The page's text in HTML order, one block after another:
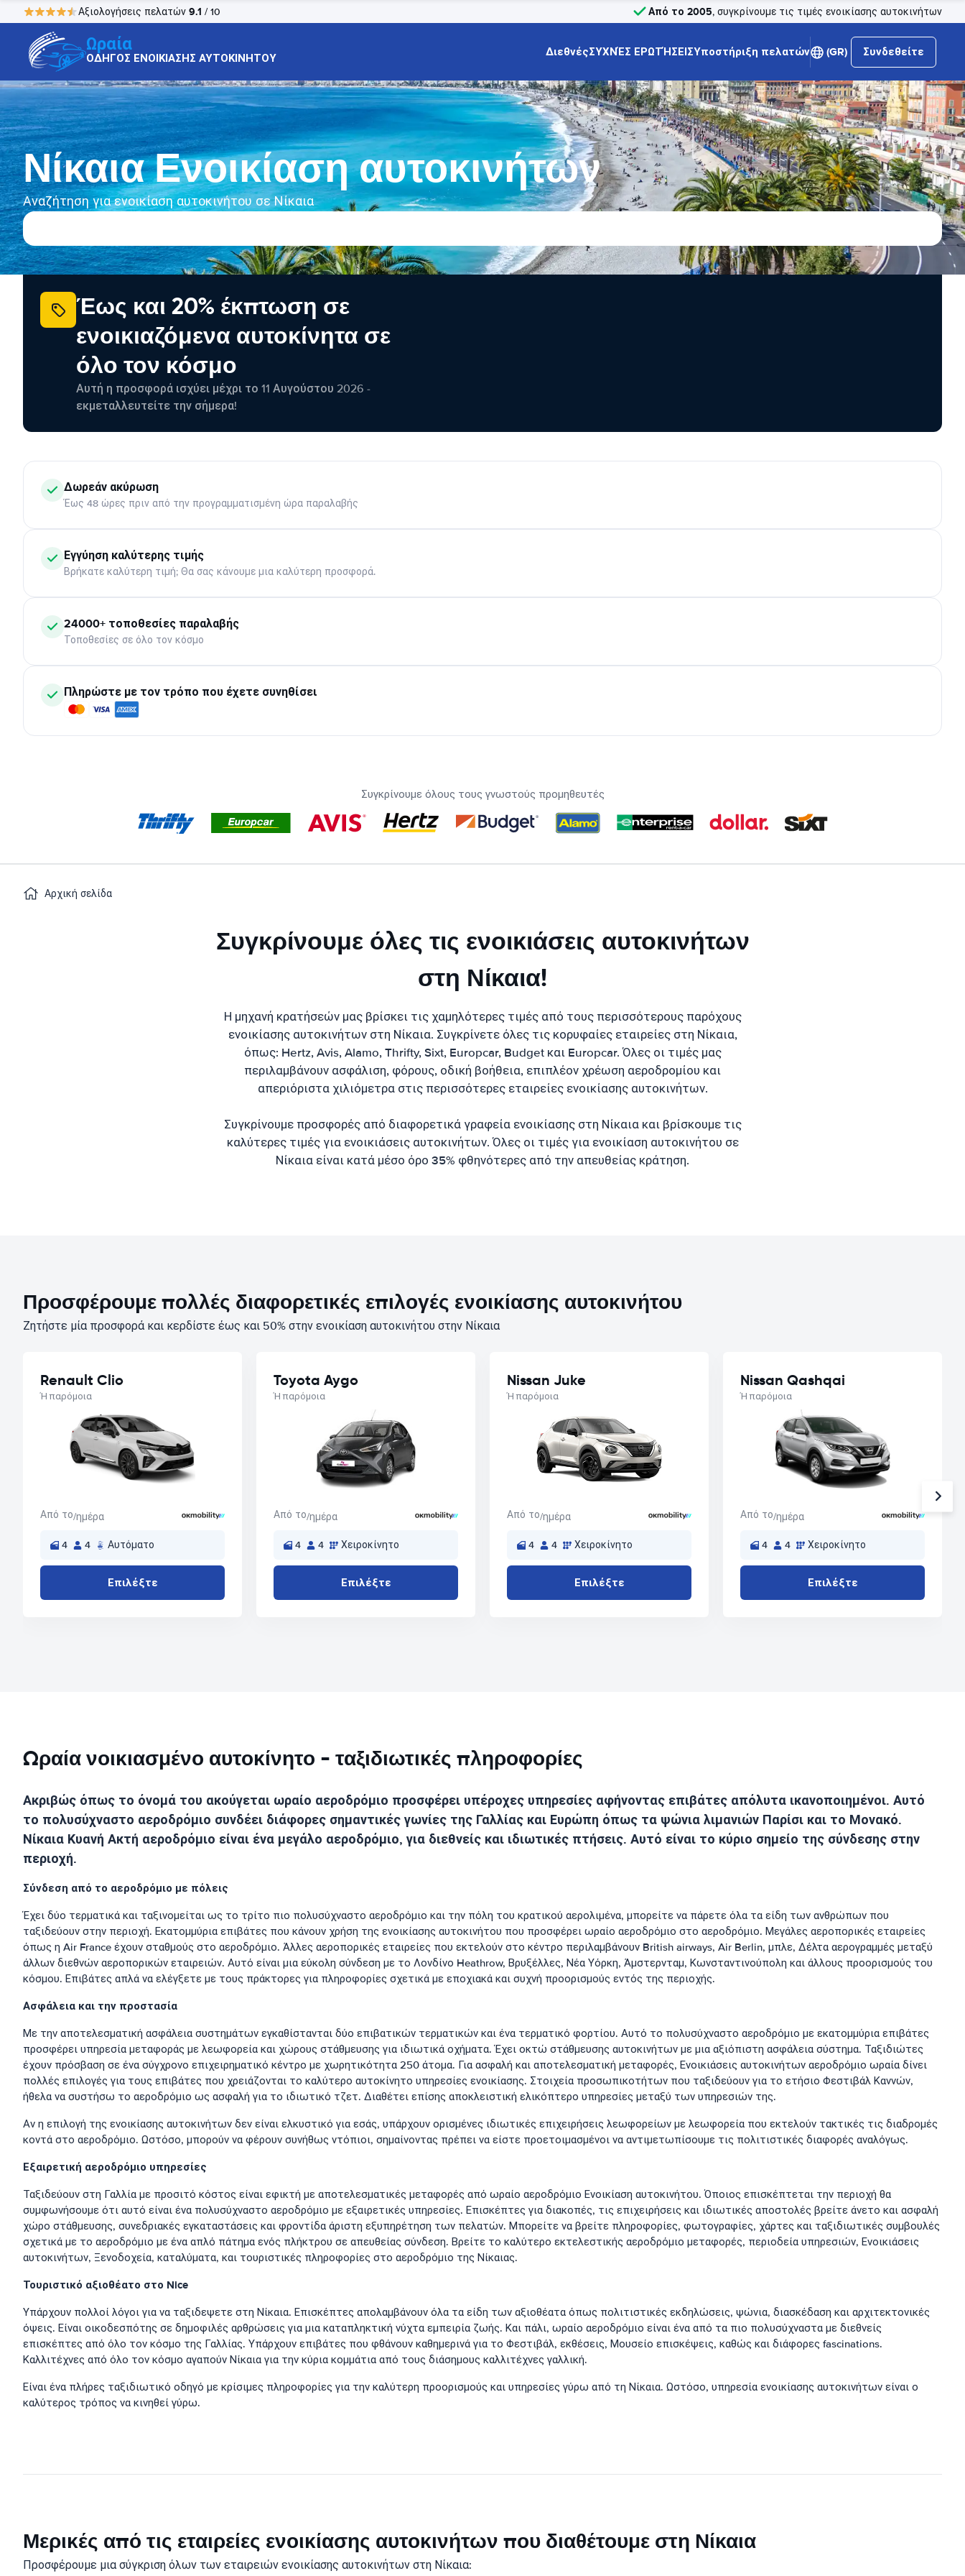
Αξιολογήσεις πελατών 9.1 / 10 Από το 2005, συγκρίνουμε τις τιμές ενοικίασης αυτοκινήτων
Ωραία
ΟΔΗΓΟΣ ΕΝΟΙΚΙΑΣΗΣ ΑΥΤΟΚΙΝΗΤΟΥ ΔιεθνέςΣΥΧΝΈΣ ΕΡΩΤΉΣΕΙΣΥποστήριξη πελατών (GR) Συνδεθείτε
Νίκαια Ενοικίαση αυτοκινήτων
Αναζήτηση για ενοικίαση αυτοκινήτου σε Νίκαια
Έως και 20% έκπτωση σε
ενοικιαζόμενα αυτοκίνητα σε
όλο τον κόσμο
Αυτή η προσφορά ισχύει μέχρι το 11 Αυγούστου 2026 -
εκμεταλλευτείτε την σήμερα!
Δωρεάν ακύρωση
Έως 48 ώρες πριν από την προγραμματισμένη ώρα παραλαβής
Εγγύηση καλύτερης τιμής
Βρήκατε καλύτερη τιμή; Θα σας κάνουμε μια καλύτερη προσφορά.
24000+ τοποθεσίες παραλαβής
Τοποθεσίες σε όλο τον κόσμο
Πληρώστε με τον τρόπο που έχετε συνηθίσει
Συγκρίνουμε όλους τους γνωστούς προμηθευτές
Αρχική σελίδα
Συγκρίνουμε όλες τις ενοικιάσεις αυτοκινήτων
στη Νίκαια!
Η μηχανή κρατήσεών μας βρίσκει τις χαμηλότερες τιμές από τους περισσότερους παρόχους
ενοικίασης αυτοκινήτων στη Νίκαια. Συγκρίνετε όλες τις κορυφαίες εταιρείες στη Νίκαια,
όπως: Hertz, Avis, Alamo, Thrifty, Sixt, Europcar, Budget και Europcar. Όλες οι τιμές μας
περιλαμβάνουν ασφάλιση, φόρους, οδική βοήθεια, επιπλέον χρέωση αεροδρομίου και
απεριόριστα χιλιόμετρα στις περισσότερες εταιρείες ενοικίασης αυτοκινήτων.
Συγκρίνουμε προσφορές από διαφορετικά γραφεία ενοικίασης στη Νίκαια και βρίσκουμε τις
καλύτερες τιμές για ενοικιάσεις αυτοκινήτων. Όλες οι τιμές για ενοικίαση αυτοκινήτου σε
Νίκαια είναι κατά μέσο όρο 35% φθηνότερες από την απευθείας κράτηση.
Προσφέρουμε πολλές διαφορετικές επιλογές ενοικίασης αυτοκινήτου
Ζητήστε μία προσφορά και κερδίστε έως και 50% στην ενοικίαση αυτοκινήτου στην Νίκαια
Renault Clio
Ή παρόμοια
Από το/ημέρα
4 4 Αυτόματο
Επιλέξτε
Toyota Aygo
Ή παρόμοια
Από το/ημέρα
4 4 Χειροκίνητο
Επιλέξτε
Nissan Juke
Ή παρόμοια
Από το/ημέρα
4 4 Χειροκίνητο
Επιλέξτε
Nissan Qashqai
Ή παρόμοια
Από το/ημέρα
4 4 Χειροκίνητο
Επιλέξτε
Ωραία νοικιασμένο αυτοκίνητο - ταξιδιωτικές πληροφορίες
Ακριβώς όπως το όνομά του ακούγεται ωραίο αεροδρόμιο προσφέρει υπέροχες υπηρεσίες αφήνοντας επιβάτες απόλυτα ικανοποιημένοι. Αυτό
το πολυσύχναστο αεροδρόμιο συνδέει διάφορες σημαντικές γωνίες της Γαλλίας και Ευρώπη όπως τα ψώνια λιμανιών Παρίσι και το Μονακό.
Νίκαια Κυανή Ακτή αεροδρόμιο είναι ένα μεγάλο αεροδρόμιο, για διεθνείς και ιδιωτικές πτήσεις. Αυτό είναι το κύριο σημείο της σύνδεσης στην
περιοχή.
Σύνδεση από το αεροδρόμιο με πόλεις
Έχει δύο τερματικά και ταξινομείται ως το τρίτο πιο πολυσύχναστο αεροδρόμιο και την πόλη του κρατικού αερολιμένα, μπορείτε να πάρετε όλα τα είδη των ανθρώπων που
ταξιδεύουν στην περιοχή. Εκατομμύρια επιβάτες που κάνουν χρήση της ενοικίασης αυτοκινήτου που προσφέρει ωραίο αεροδρόμιο στο αεροδρόμιο. Μεγάλες αεροπορικές εταιρείες
όπως η Air France έχουν σταθμούς στο αεροδρόμιο. Άλλες αεροπορικές εταιρείες που εκτελούν στο κέντρο περιλαμβάνουν British airways, Air Berlin, μπλε, Δέλτα αερογραμμές μεταξύ
άλλων διεθνών αεροπορικών εταιρειών. Αυτό είναι μια εύκολη σύνδεση με το Λονδίνο Heathrow, Βρυξέλλες, Νέα Υόρκη, Άμστερνταμ, Κωνσταντινούπολη και άλλους προορισμούς του
κόσμου. Επιβάτες απλά να ελέγξετε με τους πράκτορες για πληροφορίες σχετικά με εποχιακά και συχνή προορισμούς εντός της περιοχής.
Ασφάλεια και την προστασία
Με την αποτελεσματική ασφάλεια συστημάτων εγκαθίστανται δύο επιβατικών τερματικών και ένα τερματικό φορτίου. Αυτό το πολυσύχναστο αεροδρόμιο με εκατομμύρια επιβάτες
προσφέρει υπηρεσία μεταφοράς με λεωφορεία και χώρους στάθμευσης για ιδιωτικά οχήματα. Έχει οκτώ στάθμευσης αυτοκινήτων με μια αξιόπιστη ασφάλεια σύστημα. Ταξιδιώτες
έχουν πρόσβαση σε ένα σύγχρονο επιχειρηματικό κέντρο με χωρητικότητα 250 άτομα. Για ασφαλή και αποτελεσματική μεταφορές, Ενοικιάσεις αυτοκινήτων αεροδρόμιο ωραία δίνει
πολλές επιλογές για τους επιβάτες που χρειάζονται το καλύτερο αυτοκίνητο υπηρεσίες ενοικίασης. Στοιχεία προσωπικοτήτων που ταξιδεύουν για το ετήσιο Φεστιβάλ Καννών,
ήθελα να συστήσω το αεροδρόμιο ως ασφαλή για το ιδιωτικό τζετ. Διαθέτει επίσης αποκλειστική ελικόπτερο υπηρεσίες μεταξύ των υπηρεσιών της.
Αν η επιλογή της ενοικίασης αυτοκινήτων δεν είναι ελκυστικό για εσάς, υπάρχουν ορισμένες ιδιωτικές επιχειρήσεις λεωφορείων με λεωφορεία που εκτελούν τακτικές τις διαδρομές
κοντά στο αεροδρόμιο. Ωστόσο, μπορούν να φέρουν συνήθως ντόπιοι, σημαίνοντας πρέπει να είστε προετοιμασμένοι να αντιμετωπίσουμε τις πολιτιστικές διαφορές αναλόγως.
Εξαιρετική αεροδρόμιο υπηρεσίες
Ταξιδεύουν στη Γαλλία με προσιτό κόστος είναι εφικτή με αποτελεσματικές μεταφορές από ωραίο αεροδρόμιο Ενοικίαση αυτοκινήτου. Όποιος επισκέπτεται την περιοχή θα
συμφωνήσουμε ότι αυτό είναι ένα πολυσύχναστο αεροδρόμιο με εξαιρετικές υπηρεσίες. Επισκέπτες για διακοπές, τις επιχειρήσεις και ιδιωτικές αποστολές βρείτε άνετο και ασφαλή
χώρο στάθμευσης, συνεδριακές εγκαταστάσεις και φροντίδα άριστη εξυπηρέτηση των πελατών. Μπορείτε να βρείτε πληροφορίες, φωτογραφίες, χάρτες και ταξιδιωτικές συμβουλές
σχετικά με το αεροδρόμιο με ένα απλό πάτημα ενός πλήκτρου σε απευθείας σύνδεση. Βρείτε το καλύτερο εκτελεστικής αεροδρόμιο μεταφορές, περιοδεία υπηρεσιών, Ενοικιάσεις
αυτοκινήτων, Ξενοδοχεία, καταλύματα, και τουριστικές πληροφορίες στο αεροδρόμιο της Νίκαιας.
Τουριστικό αξιοθέατο στο Nice
Υπάρχουν πολλοί λόγοι για να ταξιδεψετε στη Νίκαια. Επισκέπτες απολαμβάνουν όλα τα είδη των αξιοθέατα όπως πολιτιστικές εκδηλώσεις, ψώνια, διασκέδαση και αρχιτεκτονικές
όψεις. Είναι οικοδεσπότης σε δημοφιλές αρθρώσεις για μια καταπληκτική νύχτα εμπειρία ζωής. Και πάλι, ωραίο αεροδρόμιο είναι ένα από τα πιο πολυσύχναστα με διεθνείς
επισκέπτες από όλο τον κόσμο της Γαλλίας. Υπάρχουν επιβάτες που φθάνουν καθημερινά για το Φεστιβάλ, εκθέσεις, Μουσείο επισκέψεις, καθώς και διάφορες fascinations.
Καλλιτέχνες από όλο τον κόσμο αγαπούν Νίκαια για την κύρια κομμάτια από τους διάσημους καλλιτέχνες γαλλική.
Είναι ένα πλήρες ταξιδιωτικό οδηγό με κρίσιμες πληροφορίες για την καλύτερη προορισμούς και υπηρεσίες γύρω από τη Νίκαια. Ωστόσο, υπηρεσία ενοικίασης αυτοκινήτων είναι ο
καλύτερος τρόπος να κινηθεί γύρω.
Μερικές από τις εταιρείες ενοικίασης αυτοκινήτων που διαθέτουμε στη Νίκαια
Προσφέρουμε μια σύγκριση όλων των εταιρειών ενοικίασης αυτοκινήτων στη Νίκαια: